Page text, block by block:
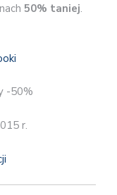
50% taniej.
-50%
r.